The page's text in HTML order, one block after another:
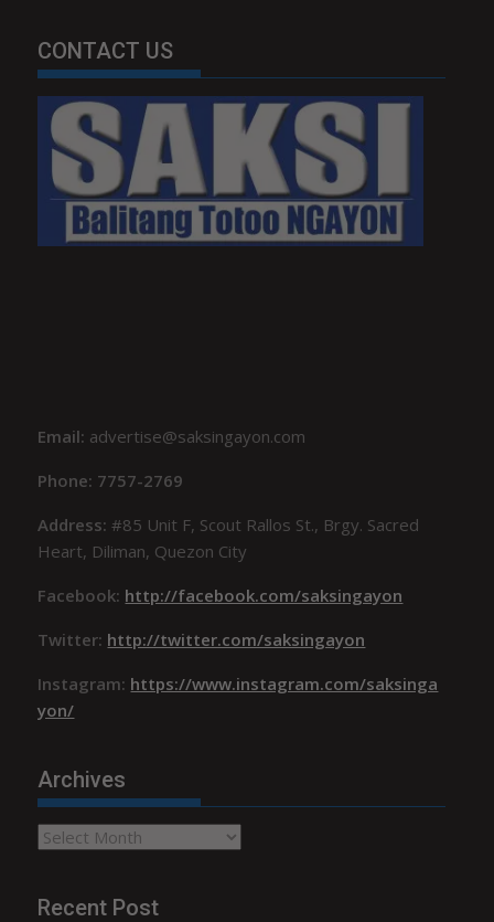
CONTACT US
Email: advertise@saksingayon.com
Phone: 7757-2769
Address:#85 Unit F, Scout Rallos St., Brgy. Sacred
Heart, Diliman, Quezon City
Facebook: http://facebook.com/saksingayon
Twitter: http://twitter.com/saksingayon
Instagram: https://www.instagram.com/saksinga
yon/
Archives
Archives
Recent Post